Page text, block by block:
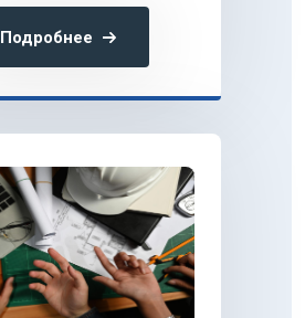
Подробнее